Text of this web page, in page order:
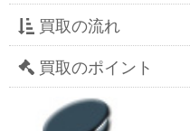
買取の流れ
買取のポイント